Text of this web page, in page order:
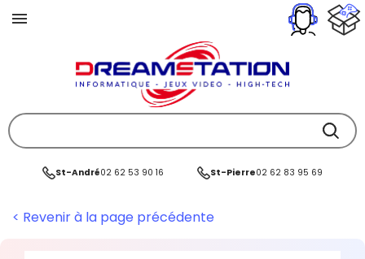
St-André02 62 53 90 16 St-Pierre02 62 83 95 69
< Revenir à la page précédente